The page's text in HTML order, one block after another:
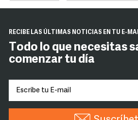
RECIBE LAS ÚLTIMAS NOTICIAS EN TU E-
Todo lo que necesitas
comenzar tu día